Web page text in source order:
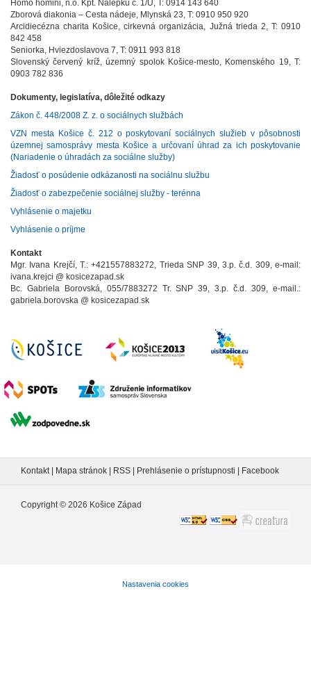
Homo homini, n.o. Kpt. Nálepku č. 1/U, T: 0914 143 640
Zborová diakonia – Cesta nádeje, Mlynská 23, T: 0910 950 920
Arcidiecézna charita Košice, cirkevná organizácia, Južná trieda 2, T: 0910
842 458
Seniorka, Hviezdoslavova 7, T: 0911 993 818
Slovenský červený kríž, územný spolok Košice-mesto, Komenského 19, T:
0903 782 836
Dokumenty, legislatíva, dôležité odkazy
Zákon č. 448/2008 Z. z. o sociálnych službách
VZN mesta Košice č. 212 o poskytovaní sociálnych služieb v pôsobnosti
územnej samosprávy mesta Košice a určovaní úhrad za ich poskytovanie
(Nariadenie o úhradách za sociálne služby)
Žiadosť o posúdenie odkázanosti na sociálnu službu
Žiadosť o zabezpečenie sociálnej služby - terénna
Vyhlásenie o majetku
Vyhlásenie o príjme
Kontakt
Mgr. Ivana Krejčí, T.: +421557883272, Trieda SNP 39, 3.p. č.d. 309, e-mail:
ivana.krejci @ kosicezapad.sk
Bc. Gabriela Borovská, 055/7883272 Tr. SNP 39, 3.p. č.d. 309, e-mail.:
gabriela.borovska @ kosicezapad.sk
Kontakt | Mapa stránok | RSS | Prehlásenie o prístupnosti | Facebook
Copyright © 2026 Košice Západ
Nastavenia cookies